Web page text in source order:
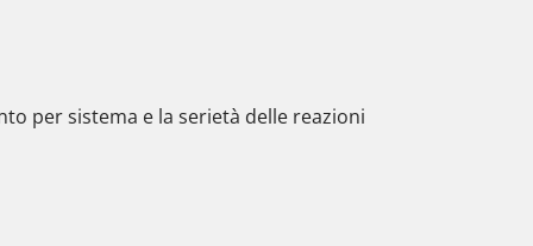
per sistema e la serietà delle reazioni